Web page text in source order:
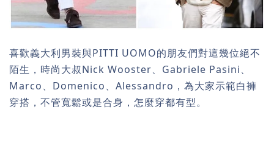
喜歡義大利男裝與PITTI UOMO的朋友們對這幾位絕不
陌生，時尚大叔Nick Wooster、Gabriele Pasini、
Marco、Domenico、Alessandro，為大家示範白褲
穿搭，不管寬鬆或是合身，怎麼穿都有型。